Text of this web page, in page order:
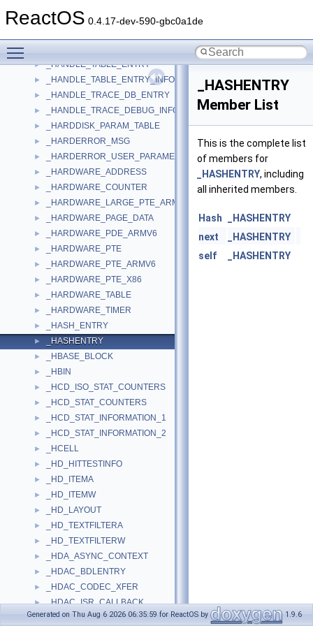
ReactOS 0.4.17-dev-590-gbc0a1de
► _HALP_ROLLOVER
► _HANDLE_TABLE_ENTRY
► _HANDLE_TABLE_ENTRY_INFO
► _HANDLE_TRACE_DB_ENTRY
► _HANDLE_TRACE_DEBUG_INFO
► _HARDDISK_PARAM_TABLE
► _HARDERROR_MSG
► _HARDERROR_USER_PARAMETERS
► _HARDWARE_ADDRESS
► _HARDWARE_COUNTER
► _HARDWARE_LARGE_PTE_ARMV6
► _HARDWARE_PAGE_DATA
► _HARDWARE_PDE_ARMV6
► _HARDWARE_PTE
► _HARDWARE_PTE_ARMV6
► _HARDWARE_PTE_X86
► _HARDWARE_TABLE
► _HARDWARE_TIMER
► _HASH_ENTRY
► _HASHENTRY
► _HBASE_BLOCK
► _HBIN
► _HCD_ISO_STAT_COUNTERS
► _HCD_STAT_COUNTERS
► _HCD_STAT_INFORMATION_1
► _HCD_STAT_INFORMATION_2
► _HCELL
► _HD_HITTESTINFO
► _HD_ITEMA
► _HD_ITEMW
► _HD_LAYOUT
► _HD_TEXTFILTERA
► _HD_TEXTFILTERW
► _HDA_ASYNC_CONTEXT
► _HDAC_BDLENTRY
► _HDAC_CODEC_XFER
► _HDAC_ISR_CALLBACK
► _HDAC_RB
_HASHENTRY
Member List
This is the complete list
of members for
_HASHENTRY, including
all inherited members.
Hash
_HASHENTRY
next
_HASHENTRY
self
_HASHENTRY
Generated on Thu Aug 6 2026 06:35:59 for ReactOS by 1.9.6